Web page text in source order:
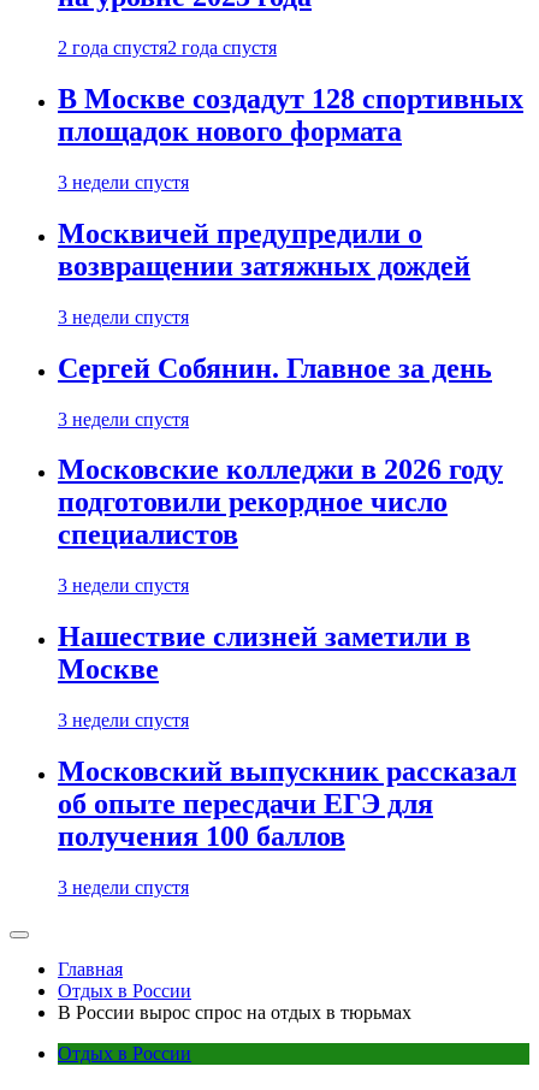
2 года спустя2 года спустя
В Москве создадут 128 спортивных
площадок нового формата
3 недели спустя
Москвичей предупредили о
возвращении затяжных дождей
3 недели спустя
Сергей Собянин. Главное за день
3 недели спустя
Московские колледжи в 2026 году
подготовили рекордное число
специалистов
3 недели спустя
Нашествие слизней заметили в
Москве
3 недели спустя
Московский выпускник рассказал
об опыте пересдачи ЕГЭ для
получения 100 баллов
3 недели спустя
Главная
Отдых в России
В России вырос спрос на отдых в тюрьмах
Отдых в России